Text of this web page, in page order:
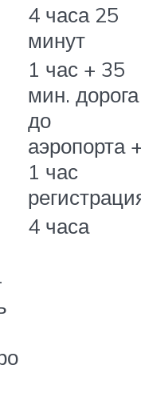
4 часа 25
минут
1 час + 35
мин. дорога
до
аэропорта
1 час
4 часа